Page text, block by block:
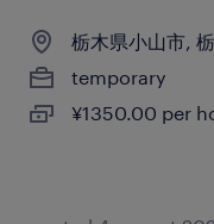
栃木県小山市,
temporary
¥1350.00 per